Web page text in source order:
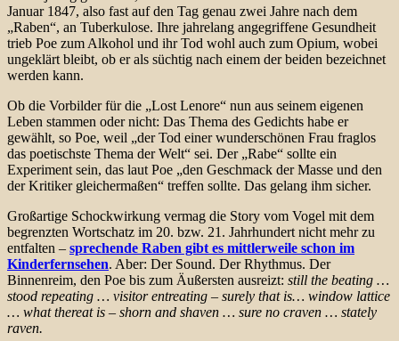
Januar 1847, also fast auf den Tag genau zwei Jahre nach dem
„Raben“, an Tuberkulose. Ihre jahrelang angegriffene Gesundheit
trieb Poe zum Alkohol und ihr Tod wohl auch zum Opium, wobei
ungeklärt bleibt, ob er als süchtig nach einem der beiden bezeichnet
werden kann.
Ob die Vorbilder für die „Lost Lenore“ nun aus seinem eigenen
Leben stammen oder nicht: Das Thema des Gedichts habe er
gewählt, so Poe, weil „der Tod einer wunderschönen Frau fraglos
das poetischste Thema der Welt“ sei. Der „Rabe“ sollte ein
Experiment sein, das laut Poe „den Geschmack der Masse und den
der Kritiker gleichermaßen“ treffen sollte. Das gelang ihm sicher.
Großartige Schockwirkung vermag die Story vom Vogel mit dem
begrenzten Wortschatz im 20. bzw. 21. Jahrhundert nicht mehr zu
entfalten – sprechende Raben gibt es mittlerweile schon im
Kinderfernsehen. Aber: Der Sound. Der Rhythmus. Der
Binnenreim, den Poe bis zum Äußersten ausreizt: still the beating …
stood repeating … visitor entreating – surely that is… window lattice
… what thereat is – shorn and shaven … sure no craven … stately
raven.